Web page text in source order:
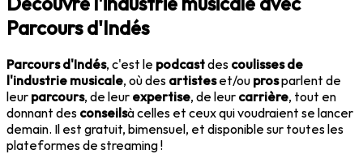
Parcours d'Indés
Parcours d'Indés, c'est le podcastdes coulisses de
l'industrie musicale, où des artisteset/ou prosparlent de
leur parcours, de leur expertise, de leur carrière, tout en
donnant des conseilsà celles et ceux qui voudraient se lancer
demain. Il est gratuit, bimensuel, et disponible sur toutes les
plateformes de streaming !